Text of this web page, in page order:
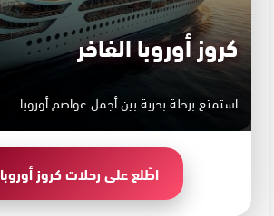
كروز أوروبا الفاخر
استمتع برحلة بحرية بين أجمل عواصم أوروبا.
اطّلع على رحلات كروز أوروبا